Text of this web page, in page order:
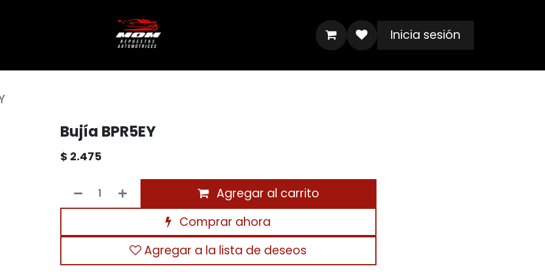
Inicia sesión
Bujía BPR5EY
$ 2.475
Agregar al carrito
Comprar ahora
Agregar a la lista de deseos